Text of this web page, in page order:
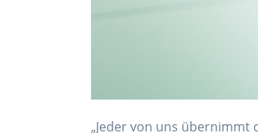
„Jeder von uns